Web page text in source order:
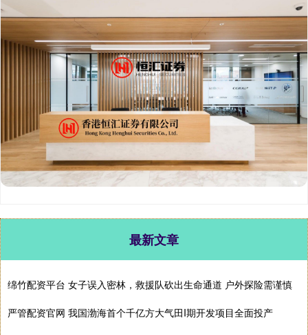
最新文章
绵竹配资平台 女子误入密林，救援队砍出生命通道 户外探险需谨慎
严管配资官网 我国渤海首个千亿方大气田I期开发项目全面投产